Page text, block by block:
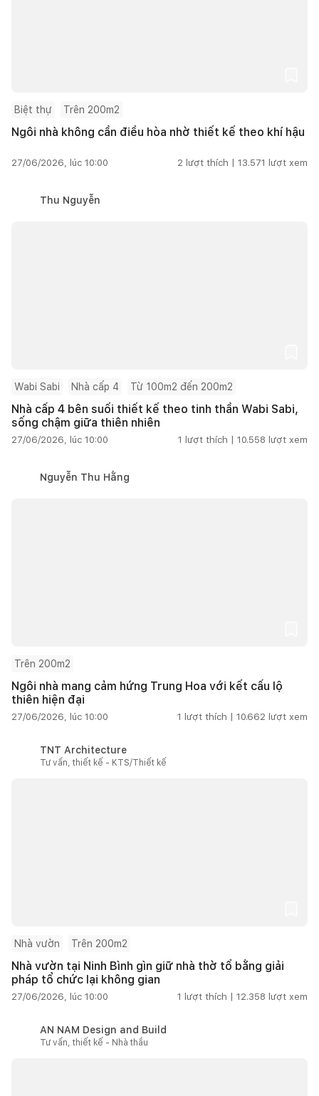
Biệt thự Trên 200m2
Ngôi nhà không cần điều hòa nhờ thiết kế theo khí hậu
27/06/2026, lúc 10:00 2 lượt thích | 13.571 lượt xem
Thu Nguyễn
Wabi Sabi Nhà cấp 4 Từ 100m2 đến 200m2
Nhà cấp 4 bên suối thiết kế theo tinh thần Wabi Sabi,
sống chậm giữa thiên nhiên
27/06/2026, lúc 10:00 1 lượt thích | 10.558 lượt xem
Nguyễn Thu Hằng
Trên 200m2
Ngôi nhà mang cảm hứng Trung Hoa với kết cấu lộ
thiên hiện đại
27/06/2026, lúc 10:00 1 lượt thích | 10.662 lượt xem
TNT Architecture
Tư vấn, thiết kế - KTS/Thiết kế
Nhà vườn Trên 200m2
Nhà vườn tại Ninh Bình gìn giữ nhà thờ tổ bằng giải
pháp tổ chức lại không gian
27/06/2026, lúc 10:00 1 lượt thích | 12.358 lượt xem
AN NAM Design and Build
Tư vấn, thiết kế - Nhà thầu